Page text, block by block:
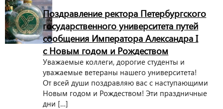
Поздравление ректора Петербургского
государственного университета путей
сообщения Императора Александра I
с Новым годом и Рождеством
Уважаемые коллеги, дорогие студенты и
уважаемые ветераны нашего университета!
От всей души поздравляю вас с наступающими
Новым годом и Рождеством! Эти праздничные
дни […]